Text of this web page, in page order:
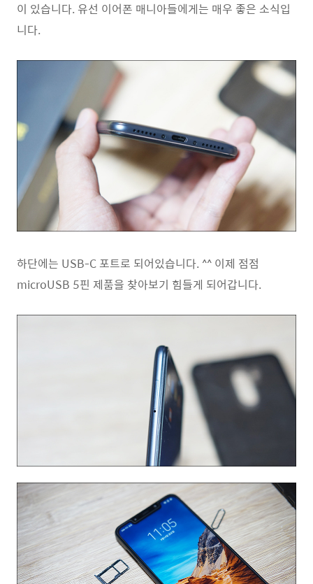
이 있습니다. 유선 이어폰 매니아들에게는 매우 좋은 소식입
니다.
하단에는 USB-C 포트로 되어있습니다. ^^ 이제 점점
microUSB 5핀 제품을 찾아보기 힘들게 되어갑니다.